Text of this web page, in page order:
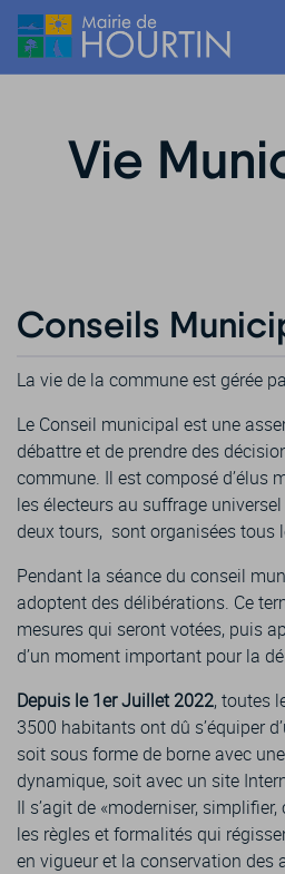
Vie
Conseils
La vie de la commune est gérée
Le Conseil municipal est une
débattre et de prendre des
commune. Il est composé d’élus
les électeurs au suffrage
deux tours, sont organisées tous
Pendant la séance du conseil
adoptent des délibérations. Ce
mesures qui seront votées, puis
d’un moment important pour la
Depuis le 1er Juillet 2022, toutes
3500 habitants ont dû s’équiper
soit sous forme de borne avec
dynamique, soit avec un site
Il s’agit de «moderniser,
les règles et formalités qui
en vigueur et la conservation des